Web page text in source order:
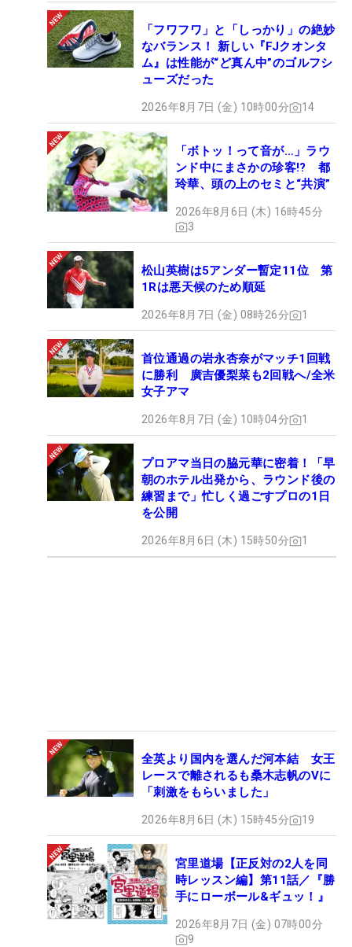
「フワフワ」と「しっかり」の絶妙
なバランス！ 新しい『FJクオンタ
ム』は性能が“ど真ん中”のゴルフシ
ューズだった
2026年8月7日 (金) 10時00分 14
「ボトッ！って音が…」ラウ
ンド中にまさかの珍客!? 都
玲華、頭の上のセミと“共演”
2026年8月6日 (木) 16時45分
3
松山英樹は5アンダー暫定11位 第
1Rは悪天候のため順延
2026年8月7日 (金) 08時26分 1
首位通過の岩永杏奈がマッチ1回戦
に勝利 廣吉優梨菜も2回戦へ/全米
女子アマ
2026年8月7日 (金) 10時04分 1
プロアマ当日の脇元華に密着！「早
朝のホテル出発から、ラウンド後の
練習まで」忙しく過ごすプロの1日
を公開
2026年8月6日 (木) 15時50分 1
全英より国内を選んだ河本結 女王
レースで離されるも桑木志帆のVに
「刺激をもらいました」
2026年8月6日 (木) 15時45分 19
宮里道場【正反対の2人を同
時レッスン編】第11話／『勝
手にローボール&ギュッ！』
2026年8月7日 (金) 07時00分
9